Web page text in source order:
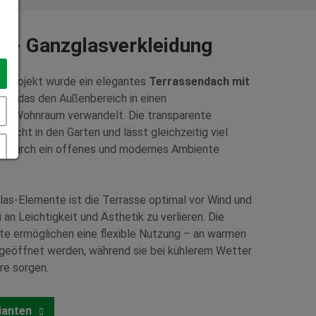
- Ganzglasverkleidung
wurde ein elegantes Terrassendach mit
das den Außenbereich in einen
Wohnraum verwandelt. Die transparente
in den Garten und lässt gleichzeitig viel
ein offenes und modernes Ambiente
Elemente ist die Terrasse optimal vor Wind und
Leichtigkeit und Ästhetik zu verlieren. Die
ermöglichen eine flexible Nutzung – an warmen
werden, während sie bei kühlerem Wetter
sorgen.